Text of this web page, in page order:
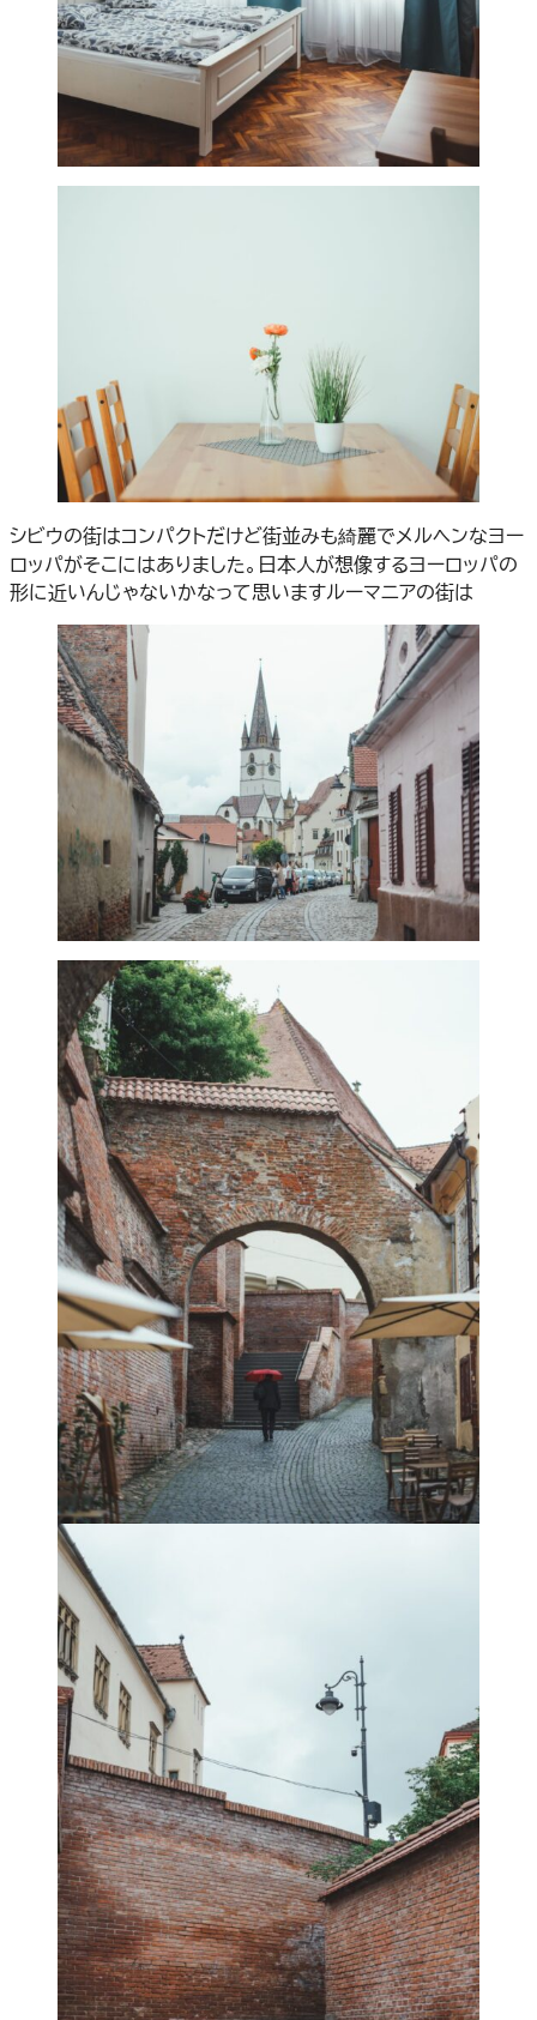
シビウの街はコンパクトだけど街並みも綺麗でメルヘンなヨー
ロッパがそこにはありました。日本人が想像するヨーロッパの
形に近いんじゃないかなって思いますルーマニアの街は